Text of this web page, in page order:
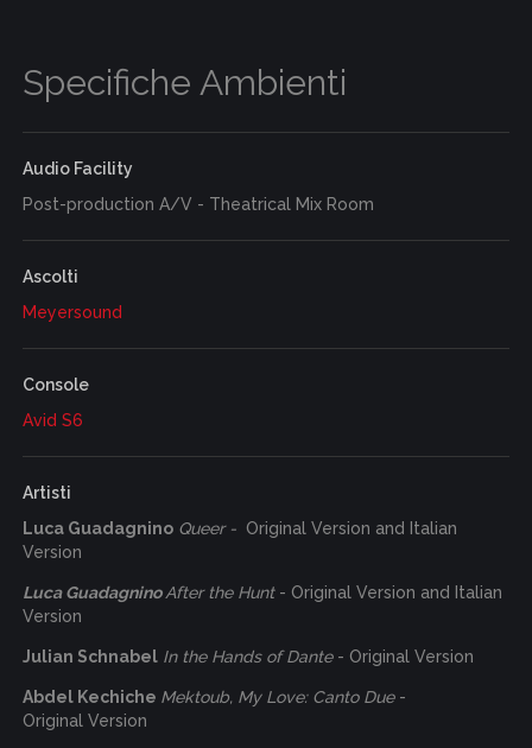
Specifiche Ambienti
Audio Facility
Post-production A/V - Theatrical Mix Room
Ascolti
Meyersound
Console
Avid S6
Artisti
Luca Guadagnino Queer - Original Version and Italian
Version
Luca GuadagninoAfter the Hunt - Original Version and Italian
Version
Julian Schnabel In the Hands of Dante - Original Version
Abdel Kechiche Mektoub, My Love: Canto Due -
Original Version